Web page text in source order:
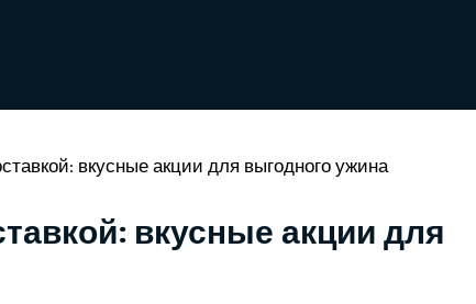
вкусные акции для выгодного ужина
вкусные акции для